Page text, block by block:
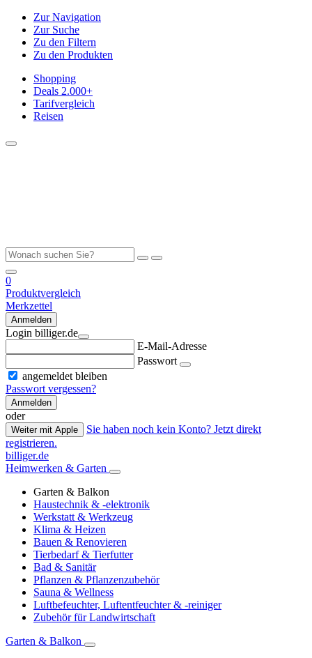
Zur Navigation
Zur Suche
Zu den Filtern
Zu den Produkten
Shopping
Deals 2.000+
Tarifvergleich
Reisen
0
Produktvergleich
Merkzettel
Anmelden
Login billiger.de
E-Mail-Adresse
Passwort
angemeldet bleiben
Passwort vergessen?
Anmelden
oder
Weiter mit Apple
Sie haben noch kein Konto? Jetzt direkt
registrieren.
billiger.de
Heimwerken & Garten
Garten & Balkon
Haustechnik & -elektronik
Werkstatt & Werkzeug
Klima & Heizen
Bauen & Renovieren
Tierbedarf & Tierfutter
Bad & Sanitär
Pflanzen & Pflanzenzubehör
Sauna & Wellness
Luftbefeuchter, Luftentfeuchter & -reiniger
Zubehör für Landwirtschaft
Garten & Balkon